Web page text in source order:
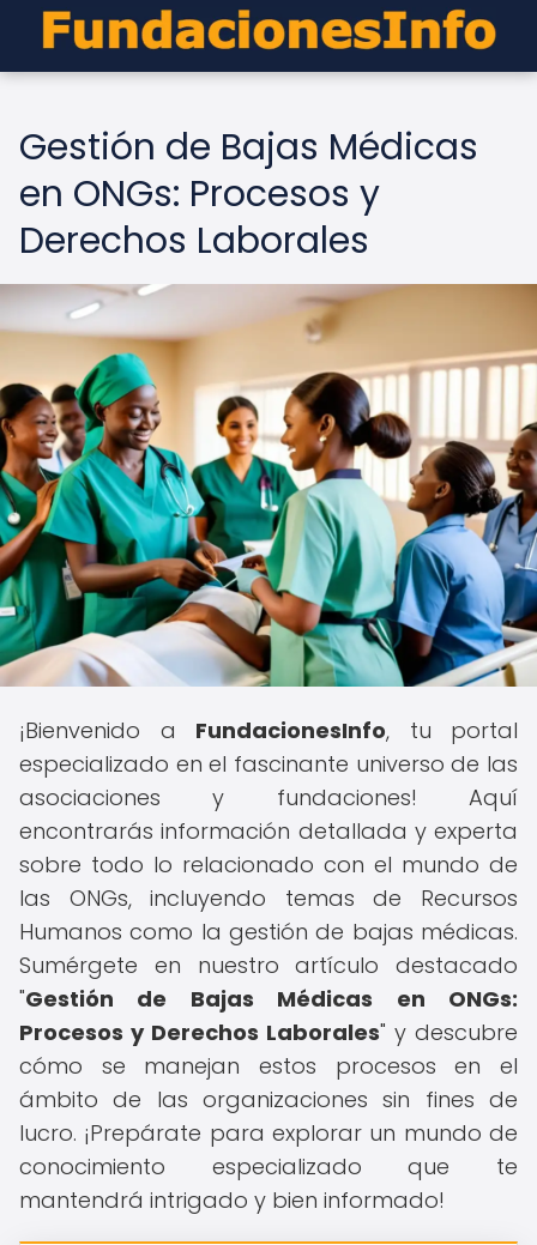
Gestión de Bajas Médicas
en ONGs: Procesos y
Derechos Laborales
¡Bienvenido a FundacionesInfo, tu portal
especializado en el fascinante universo de las
asociaciones y fundaciones! Aquí
encontrarás información detallada y experta
sobre todo lo relacionado con el mundo de
las ONGs, incluyendo temas de Recursos
Humanos como la gestión de bajas médicas.
Sumérgete en nuestro artículo destacado
"Gestión de Bajas Médicas en ONGs:
Procesos y Derechos Laborales" y descubre
cómo se manejan estos procesos en el
ámbito de las organizaciones sin fines de
lucro. ¡Prepárate para explorar un mundo de
conocimiento especializado que te
mantendrá intrigado y bien informado!